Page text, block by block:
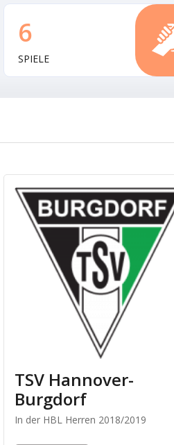
6
SPIELE
TSV Hannover-
Burgdorf
In der HBL Herren 2018/2019